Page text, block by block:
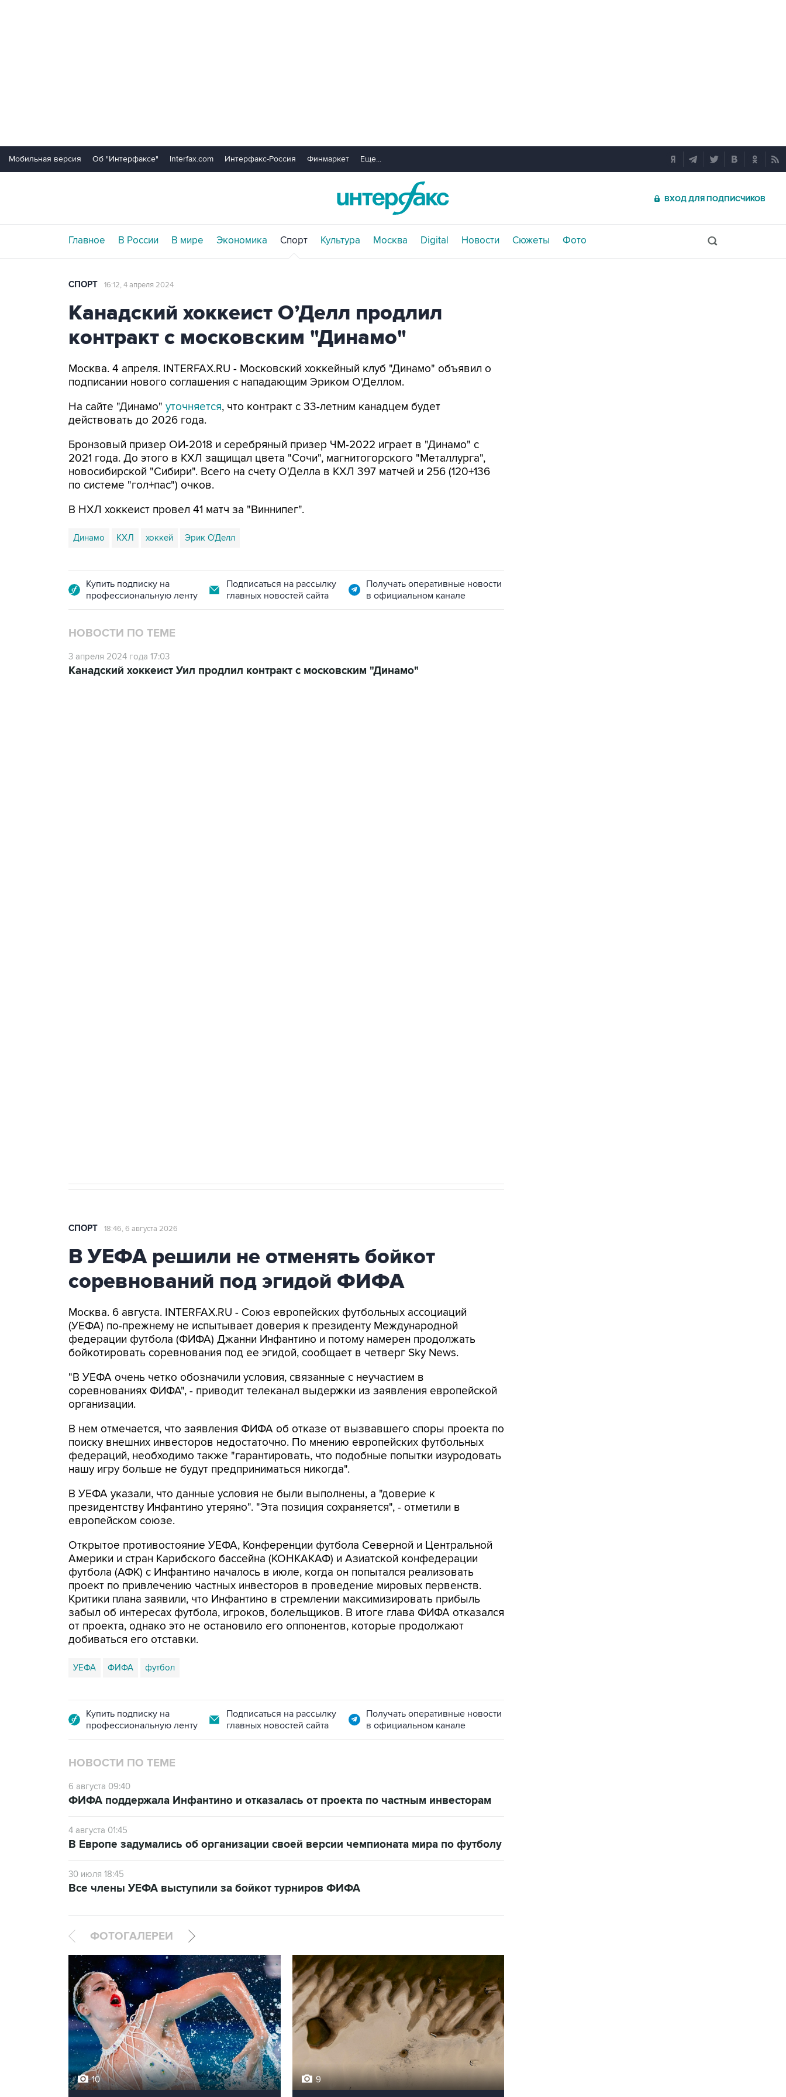
Мобильная версия Об "Интерфаксе" Interfax.com Интерфакс-Россия Финмаркет Еще...
ВХОД ДЛЯ ПОДПИСЧИКОВ
Главное В России В мире Экономика Спорт Культура Москва Digital Новости Сюжеты Фото
СПОРТ 16:12, 4 апреля 2024
Канадский хоккеист О’Делл продлил
контракт с московским "Динамо"
Москва. 4 апреля. INTERFAX.RU - Московский хоккейный клуб "Динамо" объявил о
подписании нового соглашения с нападающим Эриком О'Деллом.
На сайте "Динамо" уточняется, что контракт с 33-летним канадцем будет
действовать до 2026 года.
Бронзовый призер ОИ-2018 и серебряный призер ЧМ-2022 играет в "Динамо" с
2021 года. До этого в КХЛ защищал цвета "Сочи", магнитогорского "Металлурга",
новосибирской "Сибири". Всего на счету О'Делла в КХЛ 397 матчей и 256 (120+136
по системе "гол+пас") очков.
В НХЛ хоккеист провел 41 матч за "Виннипег".
Динамо КХЛ хоккей Эрик О'Делл
Купить подписку на
профессиональную ленту
Подписаться на рассылку
главных новостей сайта
Получать оперативные новости
в официальном канале
НОВОСТИ ПО ТЕМЕ
3 апреля 2024 года 17:03
Канадский хоккеист Уил продлил контракт с московским "Динамо"
СПОРТ 18:46, 6 августа 2026
В УЕФА решили не отменять бойкот
соревнований под эгидой ФИФА
Москва. 6 августа. INTERFAX.RU - Союз европейских футбольных ассоциаций
(УЕФА) по-прежнему не испытывает доверия к президенту Международной
федерации футбола (ФИФА) Джанни Инфантино и потому намерен продолжать
бойкотировать соревнования под ее эгидой, сообщает в четверг Sky News.
"В УЕФА очень четко обозначили условия, связанные с неучастием в
соревнованиях ФИФА", - приводит телеканал выдержки из заявления европейской
организации.
В нем отмечается, что заявления ФИФА об отказе от вызвавшего споры проекта по
поиску внешних инвесторов недостаточно. По мнению европейских футбольных
федераций, необходимо также "гарантировать, что подобные попытки изуродовать
нашу игру больше не будут предприниматься никогда".
В УЕФА указали, что данные условия не были выполнены, а "доверие к
президентству Инфантино утеряно". "Эта позиция сохраняется", - отметили в
европейском союзе.
Открытое противостояние УЕФА, Конференции футбола Северной и Центральной
Америки и стран Карибского бассейна (КОНКАКАФ) и Азиатской конфедерации
футбола (АФК) с Инфантино началось в июле, когда он попытался реализовать
проект по привлечению частных инвесторов в проведение мировых первенств.
Критики плана заявили, что Инфантино в стремлении максимизировать прибыль
забыл об интересах футбола, игроков, болельщиков. В итоге глава ФИФА отказался
от проекта, однако это не остановило его оппонентов, которые продолжают
добиваться его отставки.
УЕФА ФИФА футбол
Купить подписку на
профессиональную ленту
Подписаться на рассылку
главных новостей сайта
Получать оперативные новости
в официальном канале
НОВОСТИ ПО ТЕМЕ
6 августа 09:40
ФИФА поддержала Инфантино и отказалась от проекта по частным инвесторам
4 августа 01:45
В Европе задумались об организации своей версии чемпионата мира по футболу
30 июля 18:45
Все члены УЕФА выступили за бойкот турниров ФИФА
ФОТОГАЛЕРЕИ
10 9